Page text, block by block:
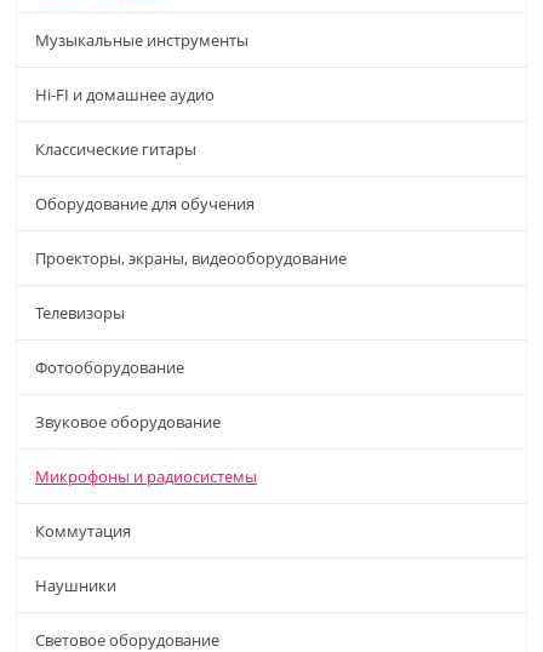
Музыкальные инструменты
Hi-FI и домашнее аудио
Классические гитары
Оборудование для обучения
Проекторы, экраны, видеооборудование
Телевизоры
Фотооборудование
Звуковое оборудование
Микрофоны и радиосистемы
Коммутация
Наушники
Световое оборудование